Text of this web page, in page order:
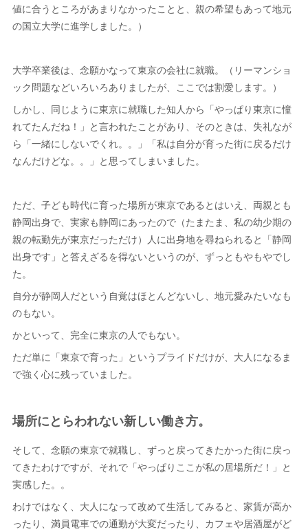
値に合うところがあまりなかったことと、親の希望もあって地元
の国立大学に進学しました。）
大学卒業後は、念願かなって東京の会社に就職。（リーマンショ
ック問題などいろいろありましたが、ここでは割愛します。）
しかし、同じように東京に就職した知人から「やっぱり東京に憧
れてたんだね！」と言われたことがあり、そのときは、失礼なが
ら「一緒にしないでくれ。。」「私は自分が育った街に戻るだけ
なんだけどな。。」と思ってしまいました。
ただ、子ども時代に育った場所が東京であるとはいえ、両親とも
静岡出身で、実家も静岡にあったので（たまたま、私の幼少期の
親の転勤先が東京だっただけ）人に出身地を尋ねられると「静岡
出身です」と答えざるを得ないというのが、ずっともやもやでし
た。
自分が静岡人だという自覚はほとんどないし、地元愛みたいなも
のもない。
かといって、完全に東京の人でもない。
ただ単に「東京で育った」というプライドだけが、大人になるま
で強く心に残っていました。
場所にとらわれない新しい働き方。
そして、念願の東京で就職し、ずっと戻ってきたかった街に戻っ
てきたわけですが、それで「やっぱりここが私の居場所だ！」と
実感した。。
わけではなく、大人になって改めて生活してみると、家賃が高か
ったり、満員電車での通勤が大変だったり、カフェや居酒屋がど